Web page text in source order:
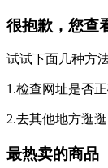
很抱歉，您查
试试下面几种方
1.检查网址是否
2.去其他地方逛逛
最热卖的商品